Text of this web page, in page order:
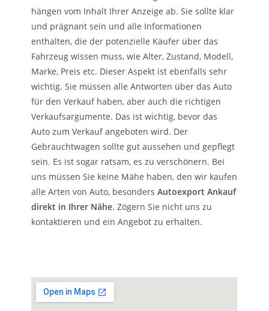
hängen vom Inhalt Ihrer Anzeige ab. Sie sollte klar
und prägnant sein und alle Informationen
enthalten, die der potenzielle Käufer über das
Fahrzeug wissen muss, wie Alter, Zustand, Modell,
Marke, Preis etc. Dieser Aspekt ist ebenfalls sehr
wichtig. Sie müssen alle Antworten über das Auto
für den Verkauf haben, aber auch die richtigen
Verkaufsargumente. Das ist wichtig, bevor das
Auto zum Verkauf angeboten wird. Der
Gebrauchtwagen sollte gut aussehen und gepflegt
sein. Es ist sogar ratsam, es zu verschönern. Bei
uns müssen Sie keine Mähe haben, den wir kaufen
alle Arten von Auto, besondersAutoexport Ankauf
direkt in Ihrer Nähe. Zögern Sie nicht uns zu
kontaktieren und ein Angebot zu erhalten.